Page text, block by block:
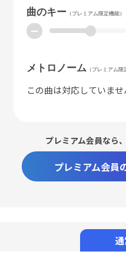
曲のキー（プレミアム限定機能）
ー
メトロノーム （プレミアム限
この曲は対応していませ
プレミアム会員なら
プレミアム会員